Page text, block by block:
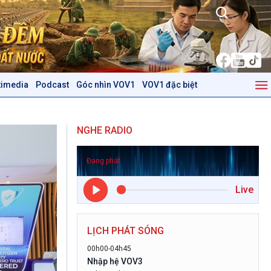
Podcast Góc nhìn VOV1 VOV1 đặc biệt
Trước giờ mở cửa
Dòng chảy Kinh tế
Sức sống hàng Việt
Khởi nghiệp
Tuyên chiến với gian lận
thương mại
Mùa vàng
Biển đảo Việt Nam
Tâm tình biên giới và hải
đảo
Tìm hiểu biển, đảo Việt
Nam
Podcast
NGHE RADIO
Đang phát
Live
LỊCH PHÁT SÓNG
00h00-04h45
Nhập hệ VOV3